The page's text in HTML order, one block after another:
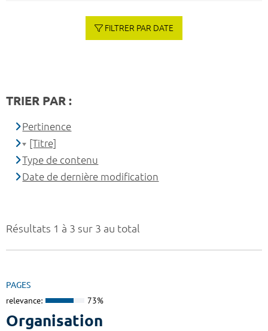
Résultats 1 à 3 sur 3 au total
PAGES
relevance: 73%
Organisation
FILTRER PAR DATE
TRIER PAR :
Pertinence
[Titre]
Type de contenu
Date de dernière modification